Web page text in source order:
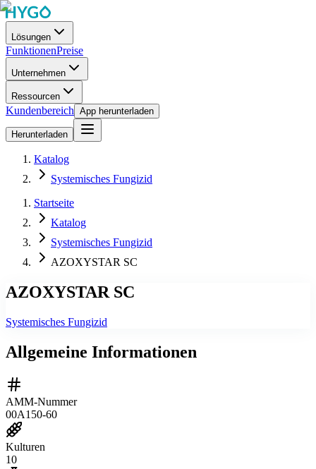
Lösungen
FunktionenPreise
Unternehmen
Ressourcen
Kundenbereich App herunterladen
Herunterladen
Katalog
Systemisches Fungizid
Startseite
Katalog
Systemisches Fungizid
AZOXYSTAR SC
AZOXYSTAR SC
Systemisches Fungizid
Allgemeine Informationen
AMM-Nummer
00A150-60
Kulturen
10